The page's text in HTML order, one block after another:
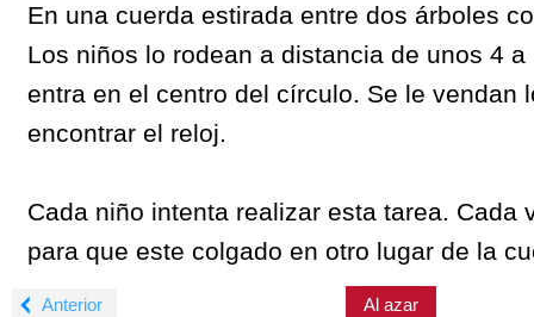
En una cuerda estirada entre dos árboles
Los niños lo rodean a distancia de unos 4
entra en el centro del círculo. Se le vendan
encontrar el reloj.
Cada niño intenta realizar esta tarea. Cada
para que este colgado en otro lugar de la
Anterior Al azar